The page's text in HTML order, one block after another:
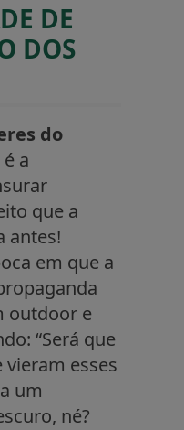
DE
DOS
do
é a
que a
antes!
em que a
outdoor e
“Será que
vieram esses
um
né?